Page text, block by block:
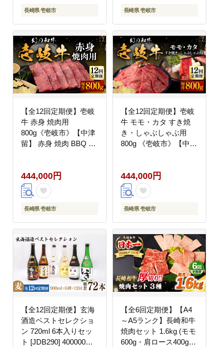
長崎県 壱岐市 長崎県 壱岐市
【全12回定期便】壱岐
牛 赤身 焼肉用
800g《壱岐市》【中津
留】 赤身 焼肉 BBQ 牛
444,000円
長崎県 壱岐市
【全12回定期便】壱岐
牛 モモ・カタ すき焼
き・しゃぶしゃぶ用
800g 《壱岐市》【中津
赤身 [JFS059] 400000
400000円 40万円
444,000円
長崎県 壱岐市
【全12回定期便】玄海
酒造ベストセレクショ
ン 720ml 6本入りセッ
ト [JDB290] 400000
【全6回定期便】【A4
～A5ランク】長崎和牛
焼肉セット 1.6kg (モモ
600g・肩ロース400g・